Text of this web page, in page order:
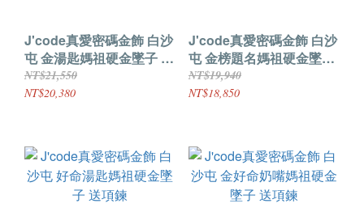
J'code真愛密碼金飾 白沙
屯 金湯匙媽祖硬金墜子 送
項鍊
NT$21,550
NT$20,380
J'code真愛密碼金飾 白沙
屯 金榜題名媽祖硬金墜子
送項鍊
NT$19,940
NT$18,850